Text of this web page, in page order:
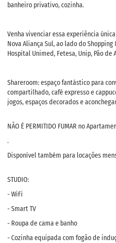
banheiro privativo, cozinha.
Venha vivenciar essa experiência
Nova Aliança Sul, ao lado do
Hospital Unimed, Fetesa, Unip, Pão de
Shareroom: espaço fantástico para
compartilhado, café expresso e
jogos, espaços decorados e
NÃO É PERMITIDO FUMAR no
.
Disponível também para locações
STUDIO:
- WiFi
- Smart TV
- Roupa de cama e banho
- Cozinha equipada com fogão de